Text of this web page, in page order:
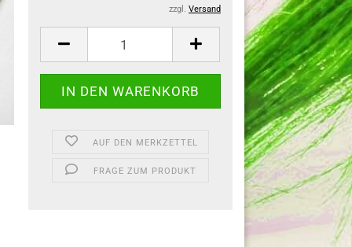
zzgl. Versand
AUF DEN MERKZETTEL
FRAGE ZUM PRODUKT